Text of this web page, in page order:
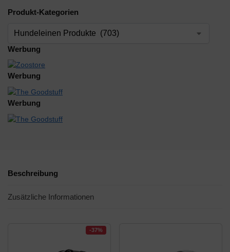
Produkt-Kategorien
Werbung
Werbung
Werbung
Beschreibung
Zusätzliche Informationen
-37%